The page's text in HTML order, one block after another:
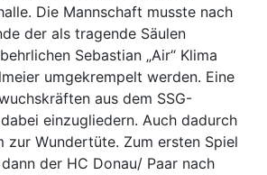
Die Mannschaft musste nach
der als tragende Säulen
Sebastian „Air“ Klima
umgekrempelt werden. Eine
aus dem SSG-
einzugliedern. Auch dadurch
zur Wundertüte. Zum ersten Spiel
der HC Donau/ Paar nach